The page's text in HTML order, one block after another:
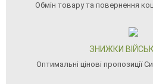
Обмін товару та повернення
ЗНИЖКИ
Оптимальні цінові пропозиції